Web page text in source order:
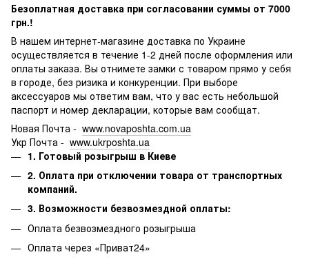
Безоплатная доставка при согласовании суммы от 7000
грн.!
В нашем интернет-магазине доставка по Украине
осуществляется в течение 1-2 дней после оформления или
оплаты заказа. Вы отнимете замки с товаром прямо у себя
в городе, без ризика и конкуренции. При выборе
аксессуаров мы ответим вам, что у вас есть небольшой
паспорт и номер декларации, которые вам сообщат.
Новая Почта - www.novaposhta.com.ua
Укр Почта - www.ukrposhta.ua
1. Готовый розыгрыш в Киеве
2. Оплата при отключении товара от транспортных
компаний.
3. Возможности безвозмездной оплаты:
Оплата безвозмездного розыгрыша
Оплата через «Приват24»